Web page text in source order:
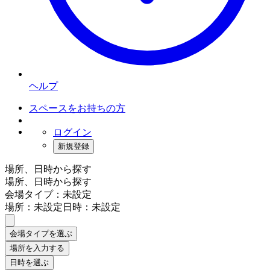
ヘルプ
スペースをお持ちの方
ログイン
新規登録
場所、日時から探す
場所、日時から探す
会場タイプ：未設定
場所：未設定日時：未設定
会場タイプを選ぶ
場所を入力する
日時を選ぶ